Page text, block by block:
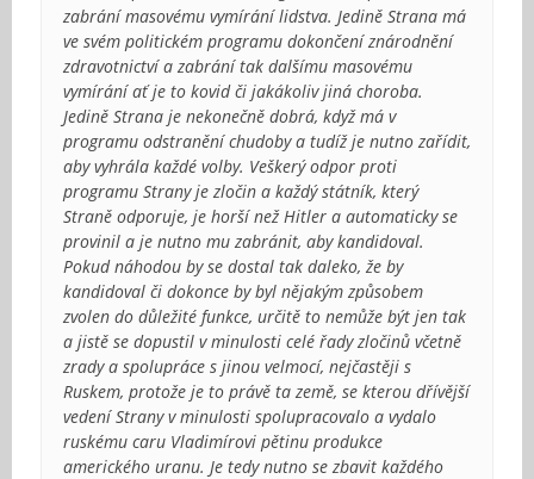
zabrání masovému vymírání lidstva. Jedině Strana má
ve svém politickém programu dokončení znárodnění
zdravotnictví a zabrání tak dalšímu masovému
vymírání ať je to kovid či jakákoliv jiná choroba.
Jedině Strana je nekonečně dobrá, když má v
programu odstranění chudoby a tudíž je nutno zařídit,
aby vyhrála každé volby. Veškerý odpor proti
programu Strany je zločin a každý státník, který
Straně odporuje, je horší než Hitler a automaticky se
provinil a je nutno mu zabránit, aby kandidoval.
Pokud náhodou by se dostal tak daleko, že by
kandidoval či dokonce by byl nějakým způsobem
zvolen do důležité funkce, určitě to nemůže být jen tak
a jistě se dopustil v minulosti celé řady zločinů včetně
zrady a spolupráce s jinou velmocí, nejčastěji s
Ruskem, protože je to právě ta země, se kterou dřívější
vedení Strany v minulosti spolupracovalo a vydalo
ruskému caru Vladimírovi pětinu produkce
amerického uranu. Je tedy nutno se zbavit každého